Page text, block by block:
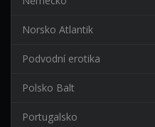
Norsko Atlantik
Podvodní erotika
Polsko Balt
Portugalsko